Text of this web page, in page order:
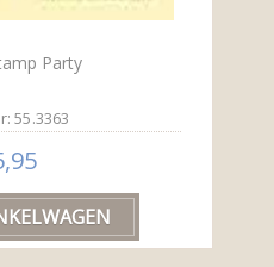
Party
55.3363